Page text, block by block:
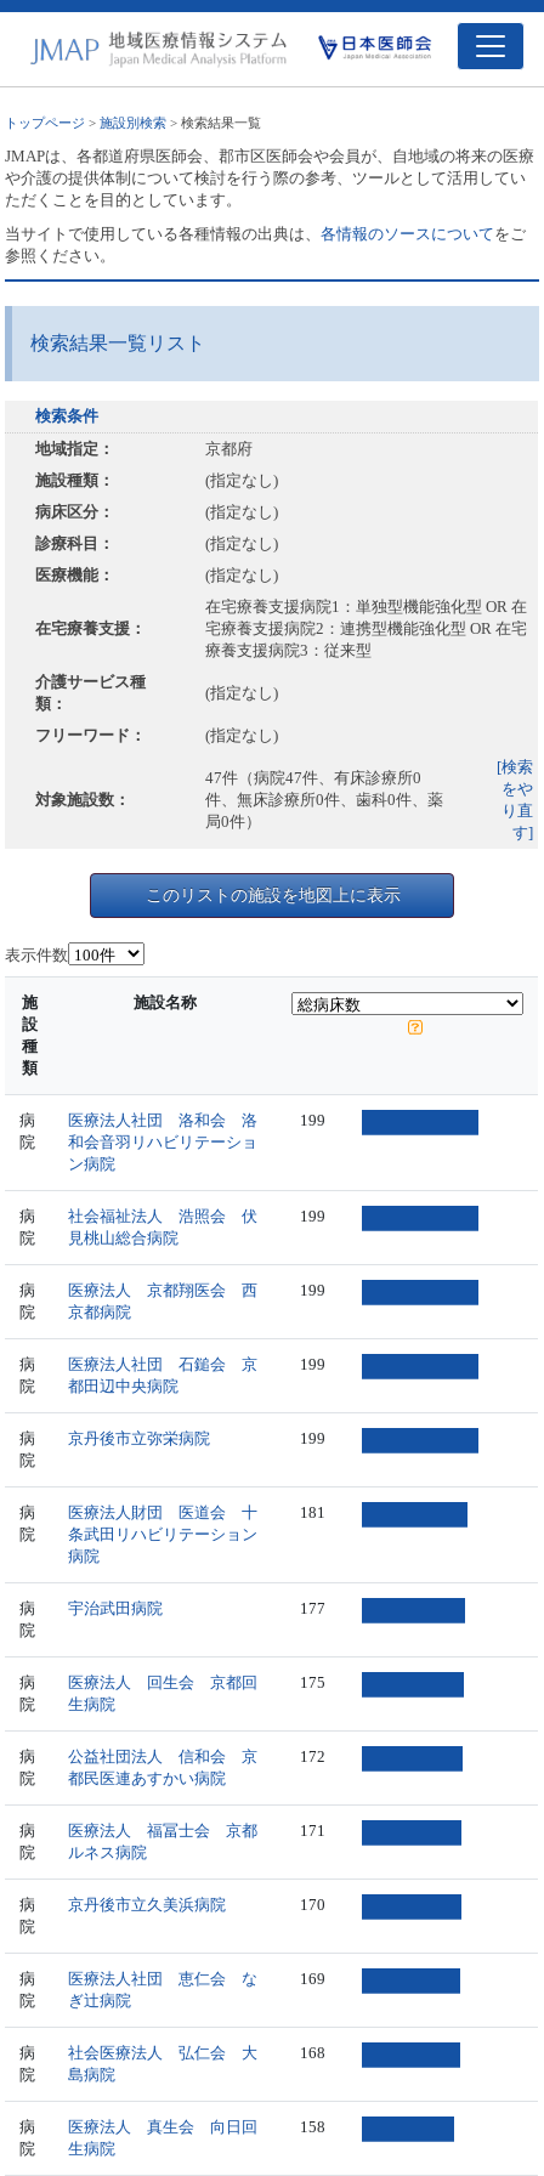
トップページ >施設別検索 > 検索結果一覧
JMAPは、各都道府県医師会、郡市区医師会や会員が、自地域の将来の医療
や介護の提供体制について検討を行う際の参考、ツールとして活用してい
ただくことを目的としています。
当サイトで使用している各種情報の出典は、各情報のソースについてをご
参照ください。
検索結果一覧リスト
検索条件
地域指定：
京都府
施設種類：
(指定なし)
病床区分：
(指定なし)
診療科目：
(指定なし)
医療機能：
(指定なし)
在宅療養支援：
在宅療養支援病院1：単独型機能強化型 OR 在
宅療養支援病院2：連携型機能強化型 OR 在宅
療養支援病院3：従来型
介護サービス種
類：
(指定なし)
フリーワード： (指定なし)
対象施設数：
47件（病院47件、有床診療所0
件、無床診療所0件、歯科0件、薬
局0件）
[検索
をや
り直
す]
このリストの施設を地図上に表示
表示件数
施
設
種
類
施設名称
病
院
医療法人社団 洛和会 洛
和会音羽リハビリテーショ
ン病院
199
病
院
社会福祉法人 浩照会 伏
見桃山総合病院
199
病
院
医療法人 京都翔医会 西
京都病院
199
病
院
医療法人社団 石鎚会 京
都田辺中央病院
199
病
院
京丹後市立弥栄病院 199
病
院
医療法人財団 医道会 十
条武田リハビリテーション
病院
181
病
院
宇治武田病院 177
病
院
医療法人 回生会 京都回
生病院
175
病
院
公益社団法人 信和会 京
都民医連あすかい病院
172
病
院
医療法人 福冨士会 京都
ルネス病院
171
病
院
京丹後市立久美浜病院 170
病
院
医療法人社団 恵仁会 な
ぎ辻病院
169
病
院
社会医療法人 弘仁会 大
島病院
168
病
院
医療法人 真生会 向日回
生病院
158